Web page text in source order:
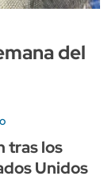
del
tras los
Unidos